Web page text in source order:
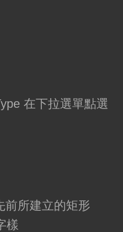
在下拉選單點選
前所建立的矩形
樣